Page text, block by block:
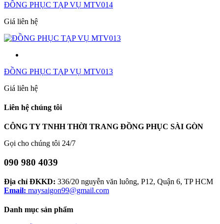
ĐỒNG PHỤC TẠP VỤ MTV014
Giá liên hệ
ĐỒNG PHỤC TẠP VỤ MTV013
Giá liên hệ
Liên hệ chúng tôi
CÔNG TY TNHH THỜI TRANG ĐỒNG PHỤC SÀI GÒN
Gọi cho chúng tôi 24/7
090 980 4039
Địa chỉ ĐKKD: 336/20 nguyễn văn luông, P12, Quận 6, TP HCM
Email: maysaigon99@gmail.com
Danh mục sản phẩm